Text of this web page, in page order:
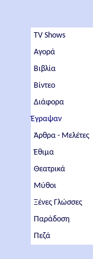
TV Shows
Αγορά
Βιβλία
Βίντεο
Διάφορα
Έγραψαν
Άρθρα - Μελέτες
Έθιμα
Θεατρικά
Μύθοι
Ξένες Γλώσσες
Παράδοση
Πεζά